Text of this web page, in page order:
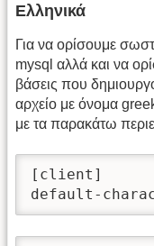
Ελληνικά
Για να ορίσουμε
mysql αλλά και να
βάσεις που
αρχείο με όνομα
με τα παρακάτω
[client]
default-